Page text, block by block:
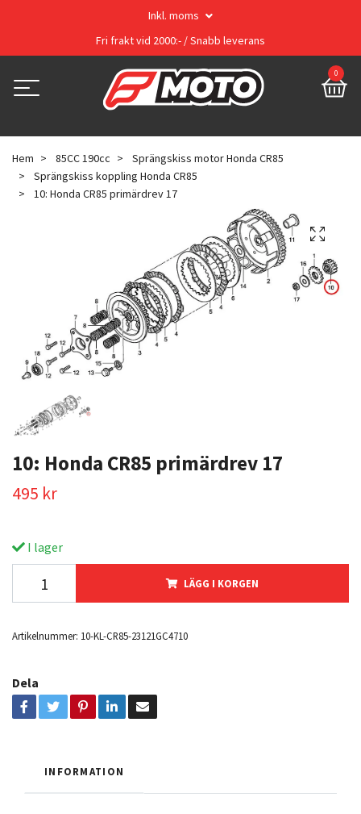
Inkl. moms
Fri frakt vid 2000:- / Snabb leverans
0
Hem 85CC 190cc
Sprängskiss motor Honda CR85
Sprängskiss koppling Honda CR85
10: Honda CR85 primärdrev 17
10: Honda CR85 primärdrev 17
495 kr
I lager
LÄGG I KORGEN
Artikelnummer: 10-KL-CR85-23121GC4710
Dela
INFORMATION